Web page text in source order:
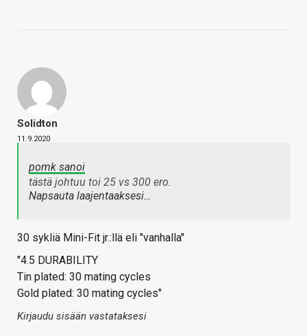
Solidton
11.9.2020
pomk sanoi
tästä johtuu toi 25 vs 300 ero.
Napsauta laajentaaksesi…
30 sykliä Mini-Fit jr.:llä eli "vanhalla"
"4.5 DURABILITY
Tin plated: 30 mating cycles
Gold plated: 30 mating cycles"
Kirjaudu sisään vastataksesi